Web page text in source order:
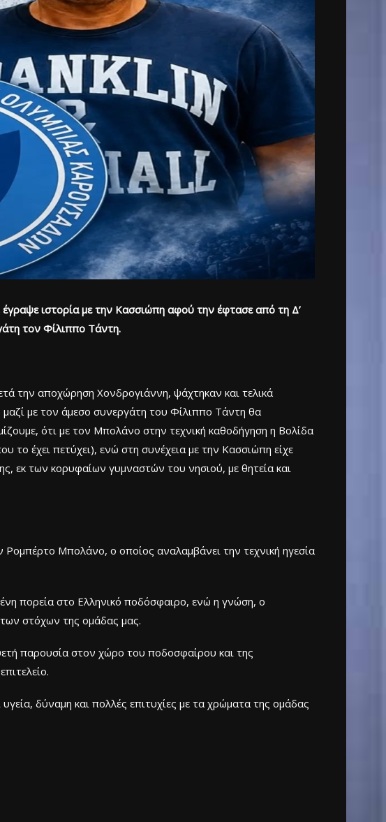
ιστορία με την Κασσιώπη αφού την έφτασε από τη Δ’
τον Φίλιππο Τάντη.
την αποχώρηση Χονδρογιάννη, ψάχτηκαν και τελικά
με τον άμεσο συνεργάτη του Φίλιππο Τάντη θα
ότι με τον Μπολάνο στην τεχνική καθοδήγηση η Βολίδα
το έχει πετύχει), ενώ στη συνέχεια με την Κασσιώπη είχε
εκ των κορυφαίων γυμναστών του νησιού, με θητεία και
Μπολάνο, ο οποίος αναλαμβάνει την τεχνική ηγεσία
πορεία στο Ελληνικό ποδόσφαιρο, ενώ η γνώση, ο
των στόχων της ομάδας μας.
παρουσία στον χώρο του ποδοσφαίρου και της
δύναμη και πολλές επιτυχίες με τα χρώματα της ομάδας